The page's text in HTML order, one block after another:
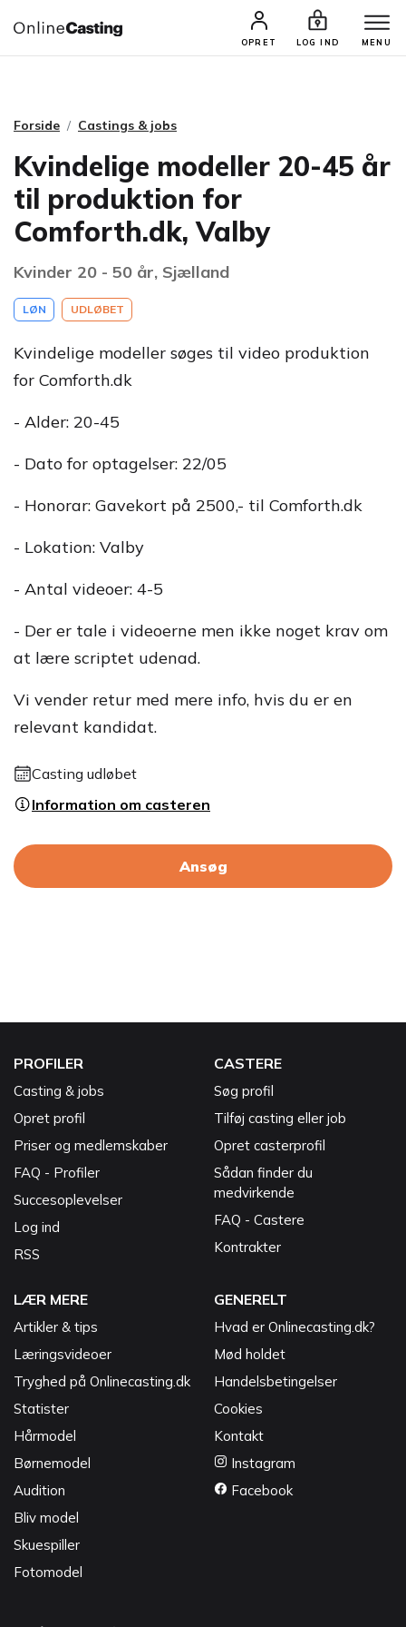
OPRET LOG IND MENU
CASTINGS & JOBS SØG PROFIL
Forside Castings & jobs
Kvindelige modeller 20-45 år
til produktion for
Comforth.dk, Valby
Kvinder 20 - 50 år, Sjælland
LØN UDLØBET
Kvindelige modeller søges til video produktion
for Comforth.dk
- Alder: 20-45
- Dato for optagelser: 22/05
- Honorar: Gavekort på 2500,- til Comforth.dk
- Lokation: Valby
- Antal videoer: 4-5
- Der er tale i videoerne men ikke noget krav om
at lære scriptet udenad.
Vi vender retur med mere info, hvis du er en
relevant kandidat.
Casting udløbet
Information om casteren
Ansøg
PROFILER
Casting & jobs
Opret profil
Priser og medlemskaber
FAQ - Profiler
Succesoplevelser
Log ind
RSS
CASTERE
Søg profil
Tilføj casting eller job
Opret casterprofil
Sådan finder du
medvirkende
FAQ - Castere
Kontrakter
LÆR MERE
Artikler & tips
Læringsvideoer
Tryghed på Onlinecasting.dk
Statister
Hårmodel
Børnemodel
Audition
Bliv model
Skuespiller
Fotomodel
GENERELT
Hvad er Onlinecasting.dk?
Mød holdet
Handelsbetingelser
Cookies
Kontakt
Instagram
Facebook